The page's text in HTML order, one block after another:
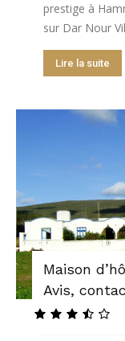
prestige à
sur Dar Nour
Lire la suite
Maison
Avis,